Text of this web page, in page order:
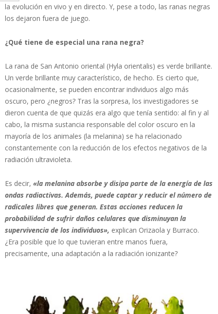
la evolución en vivo y en directo. Y, pese a todo, las ranas negras
los dejaron fuera de juego.
¿Qué tiene de especial una rana negra?
La rana de San Antonio oriental (Hyla orientalis) es verde brillante.
Un verde brillante muy característico, de hecho. Es cierto que,
ocasionalmente, se pueden encontrar individuos algo más
oscuro, pero ¿negros? Tras la sorpresa, los investigadores se
dieron cuenta de que quizás era algo que tenía sentido: al fin y al
cabo, la misma sustancia responsable del color oscuro en la
mayoría de los animales (la melanina) se ha relacionado
constantemente con la reducción de los efectos negativos de la
radiación ultravioleta.
Es decir, «la melanina absorbe y disipa parte de la energía de las
ondas radiactivas. Además, puede captar y reducir el número de
radicales libres que generan. Estas acciones reducen la
probabilidad de sufrir daños celulares que disminuyan la
supervivencia de los individuos», explican Orizaola y Burraco.
¿Era posible que lo que tuvieran entre manos fuera,
precisamente, una adaptación a la radiación ionizante?